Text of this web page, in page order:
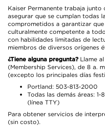
Kaiser Permanente trabaja
asegurar que se cumplan todas
comprometidos a garantizar
culturalmente competente a
con habilidades limitadas de
miembros de diversos orígenes
¿Tiene alguna pregunta?Llame al
(Membership Services), de 8 a.
(excepto los principales días
Portland: 503-813-2000
Todas las demás áreas:
(línea TTY)
Para obtener servicios de
(sin costo).